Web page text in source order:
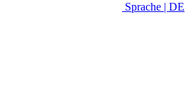
Sprache | DE